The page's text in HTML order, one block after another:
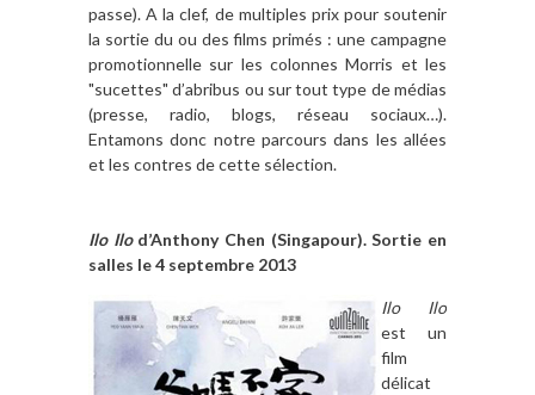
passe). A la clef, de multiples prix pour soutenir
la sortie du ou des films primés : une campagne
promotionnelle sur les colonnes Morris et les
"sucettes" d’abribus ou sur tout type de médias
(presse, radio, blogs, réseau sociaux…).
Entamons donc notre parcours dans les allées
et les contres de cette sélection.
Ilo Ilo d’Anthony Chen (Singapour). Sortie en
salles le 4 septembre 2013
Ilo Ilo
est un
film
délicat